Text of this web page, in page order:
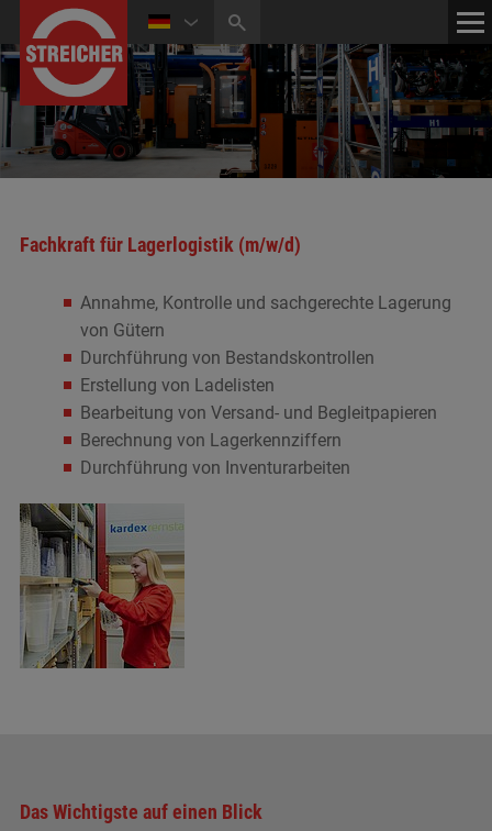
HOME KONTAKT
MEDIATHEK
Fachkraft für Lagerlogistik (m/w/d)
Annahme, Kontrolle und sachgerechte Lagerung
von Gütern
Durchführung von Bestandskontrollen
Erstellung von Ladelisten
Bearbeitung von Versand- und Begleitpapieren
Berechnung von Lagerkennziffern
Durchführung von Inventurarbeiten
Das Wichtigste auf einen Blick